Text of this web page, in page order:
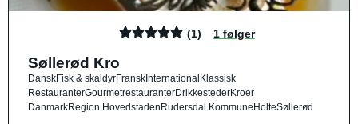
(1) 1 følger
Søllerød Kro
DanskFisk & skaldyrFranskInternationalKlassisk
RestauranterGourmetrestauranterDrikkestederKroer
DanmarkRegion HovedstadenRudersdal KommuneHolteSøllerød